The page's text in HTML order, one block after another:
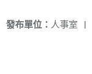
發布單位： 人事室 |